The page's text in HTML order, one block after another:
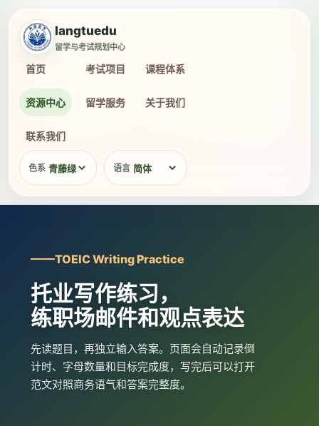
langtuedu
留学与考试规划中心
首页 考试项目 课程体系
资源中心 留学服务 关于我们
联系我们
色系 语言
TOEIC Writing Practice
托业写作练习，
练职场邮件和观点表达
先读题目，再独立输入答案。页面会自动记录倒
计时、字母数量和目标完成度，写完后可以打开
范文对照商务语气和答案完整度。